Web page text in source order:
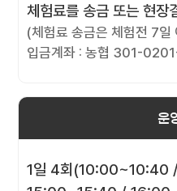
체험료를 송금 또는 현장
(체험료 송금은 체험전 7일
입금계좌 : 농협 301-
운
1일 4회